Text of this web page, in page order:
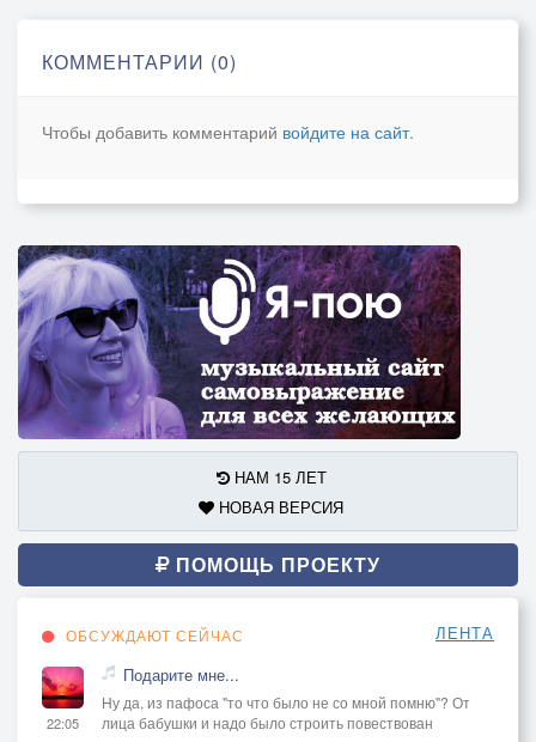
КОММЕНТАРИИ (0)
Чтобы добавить комментарий войдите на сайт.
НАМ 15 ЛЕТ
НОВАЯ ВЕРСИЯ
ПОМОЩЬ ПРОЕКТУ
ОБСУЖДАЮТ СЕЙЧАС ЛЕНТА
22:05
Подарите мне...
Ну да, из пафоса "то что было не со мной помню"? От
лица бабушки и надо было строить повествован